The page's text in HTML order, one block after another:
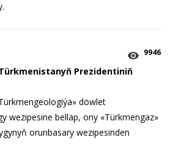
9946
Prezidentiniň
döwlet
wezipesine belläp, ony «Türkmengaz»
orunbasary wezipesinden